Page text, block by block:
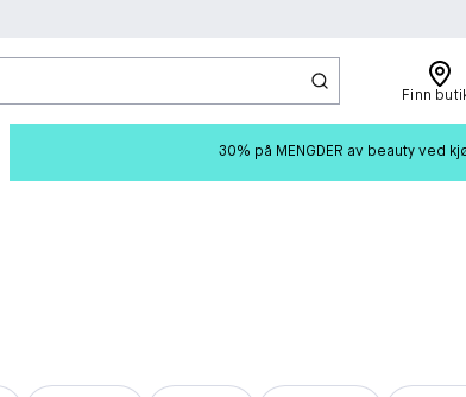
Finn
30% på MENGDER av beauty ved